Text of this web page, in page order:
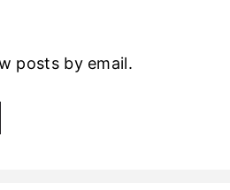
posts by email.